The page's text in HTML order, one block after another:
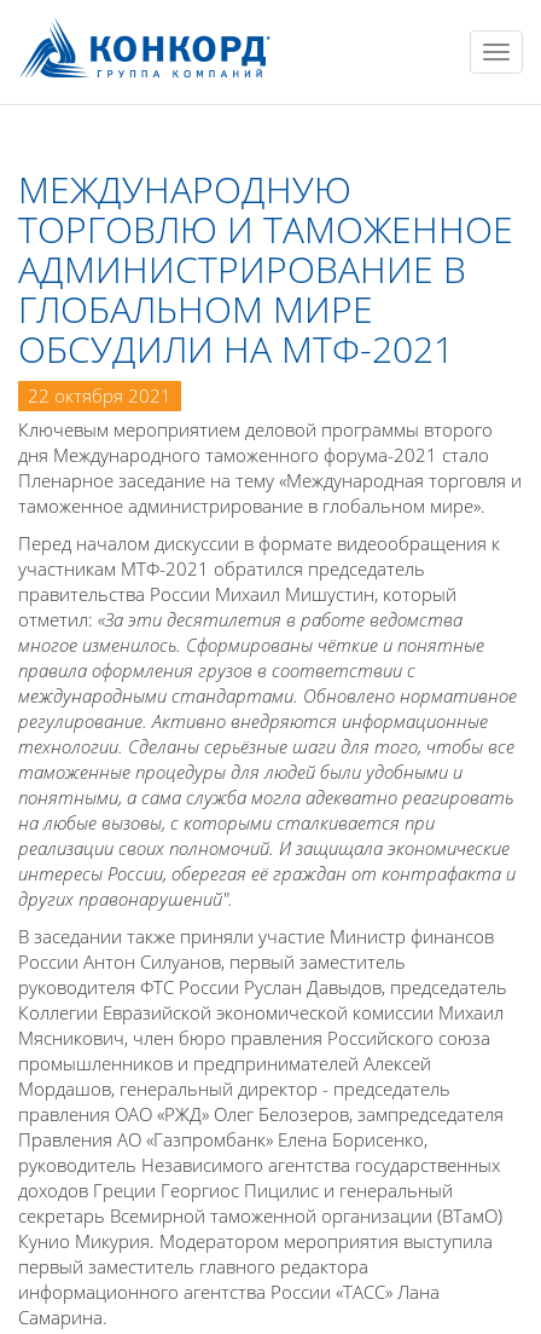
МЕЖДУНАРОДНУЮ
ТОРГОВЛЮ И ТАМОЖЕННОЕ
АДМИНИСТРИРОВАНИЕ В
ГЛОБАЛЬНОМ МИРЕ
ОБСУДИЛИ НА МТФ-2021
22 октября 2021
Ключевым мероприятием деловой программы второго
дня Международного таможенного форума-2021 стало
Пленарное заседание на тему «Международная торговля и
таможенное администрирование в глобальном мире».
Перед началом дискуссии в формате видеообращения к
участникам МТФ-2021 обратился председатель
правительства России Михаил Мишустин, который
отметил: «За эти десятилетия в работе ведомства
многое изменилось. Сформированы чёткие и понятные
правила оформления грузов в соответствии с
международными стандартами. Обновлено нормативное
регулирование. Активно внедряются информационные
технологии. Сделаны серьёзные шаги для того, чтобы все
таможенные процедуры для людей были удобными и
понятными, а сама служба могла адекватно реагировать
на любые вызовы, с которыми сталкивается при
реализации своих полномочий. И защищала экономические
интересы России, оберегая её граждан от контрафакта и
других правонарушений".
В заседании также приняли участие Министр финансов
России Антон Силуанов, первый заместитель
руководителя ФТС России Руслан Давыдов, председатель
Коллегии Евразийской экономической комиссии Михаил
Мясникович, член бюро правления Российского союза
промышленников и предпринимателей Алексей
Мордашов, генеральный директор - председатель
правления ОАО «РЖД» Олег Белозеров, зампредседателя
Правления АО «Газпромбанк» Елена Борисенко,
руководитель Независимого агентства государственных
доходов Греции Георгиос Пицилис и генеральный
секретарь Всемирной таможенной организации (ВТамО)
Кунио Микурия. Модератором мероприятия выступила
первый заместитель главного редактора
информационного агентства России «ТАСС» Лана
Самарина.